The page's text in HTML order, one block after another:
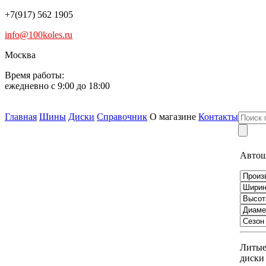
+7(917) 562 1905
info@100koles.ru
Москва
Время работы:
ежедневно с 9:00 до 18:00
Главная Шины Диски Справочник О магазине Контакты
Литые
диски